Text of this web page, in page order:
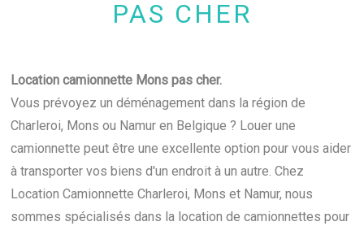
PAS CHER
Location camionnette Mons pas cher.
Vous prévoyez un déménagement dans la région de
Charleroi, Mons ou Namur en Belgique ? Louer une
camionnette peut être une excellente option pour vous aider
à transporter vos biens d'un endroit à un autre. Chez
Location Camionnette Charleroi, Mons et Namur, nous
sommes spécialisés dans la location de camionnettes pour